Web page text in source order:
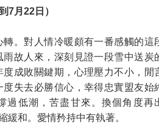
7月22日）
轉。對人情冷暖頗有一番感觸的這
雨故人來，深刻見證一段雪中送炭
度成敗關鍵期，心理壓力不小，閒
度失去必勝信心，幸得忠實盟友始
過低潮，苦盡甘來。換個角度再
緩和。愛情矜持中有執著。